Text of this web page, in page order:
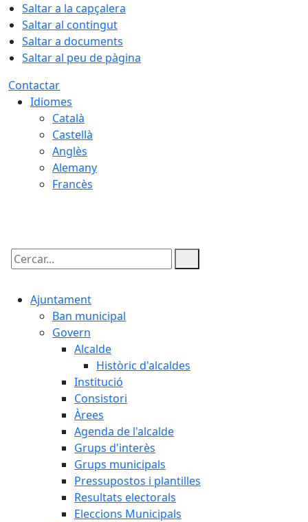
Saltar a la capçalera
Saltar al contingut
Saltar a documents
Saltar al peu de pàgina
Contactar
Idiomes
Català
Castellà
Anglès
Alemany
Francès
Cercar:
Ajuntament
Ban municipal
Govern
Alcalde
Històric d'alcaldes
Institució
Consistori
Àrees
Agenda de l'alcalde
Grups d'interès
Grups municipals
Pressupostos i plantilles
Resultats electorals
Eleccions Municipals